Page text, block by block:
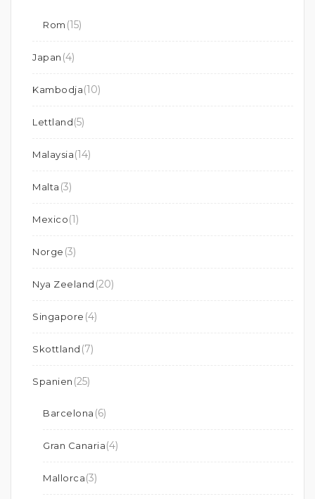
Rom (15)
Japan (4)
Kambodja(10)
Lettland(5)
Malaysia(14)
Malta (3)
Mexico(1)
Norge (3)
Nya Zeeland (20)
Singapore (4)
Skottland (7)
Spanien (25)
Barcelona (6)
Gran Canaria(4)
Mallorca(3)